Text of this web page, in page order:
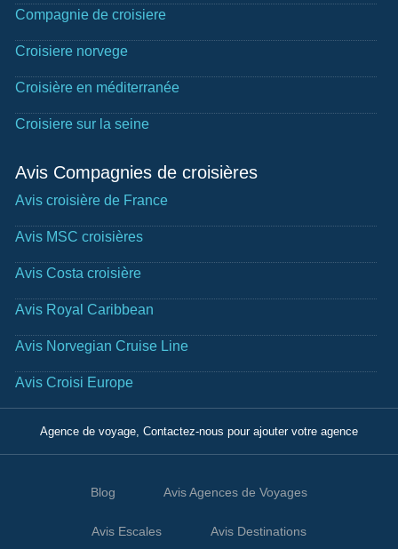
Compagnie de croisiere
Croisiere norvege
Croisière en méditerranée
Croisiere sur la seine
Avis Compagnies de croisières
Avis croisière de France
Avis MSC croisières
Avis Costa croisière
Avis Royal Caribbean
Avis Norvegian Cruise Line
Avis Croisi Europe
Agence de voyage, Contactez-nous pour ajouter votre agence
Blog Avis Agences de Voyages
Avis Escales Avis Destinations